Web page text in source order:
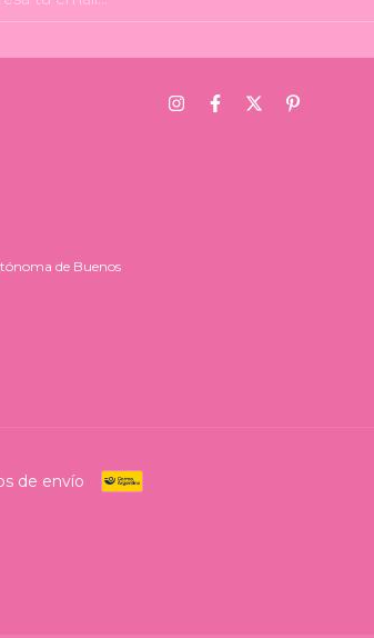
de Buenos
de envío